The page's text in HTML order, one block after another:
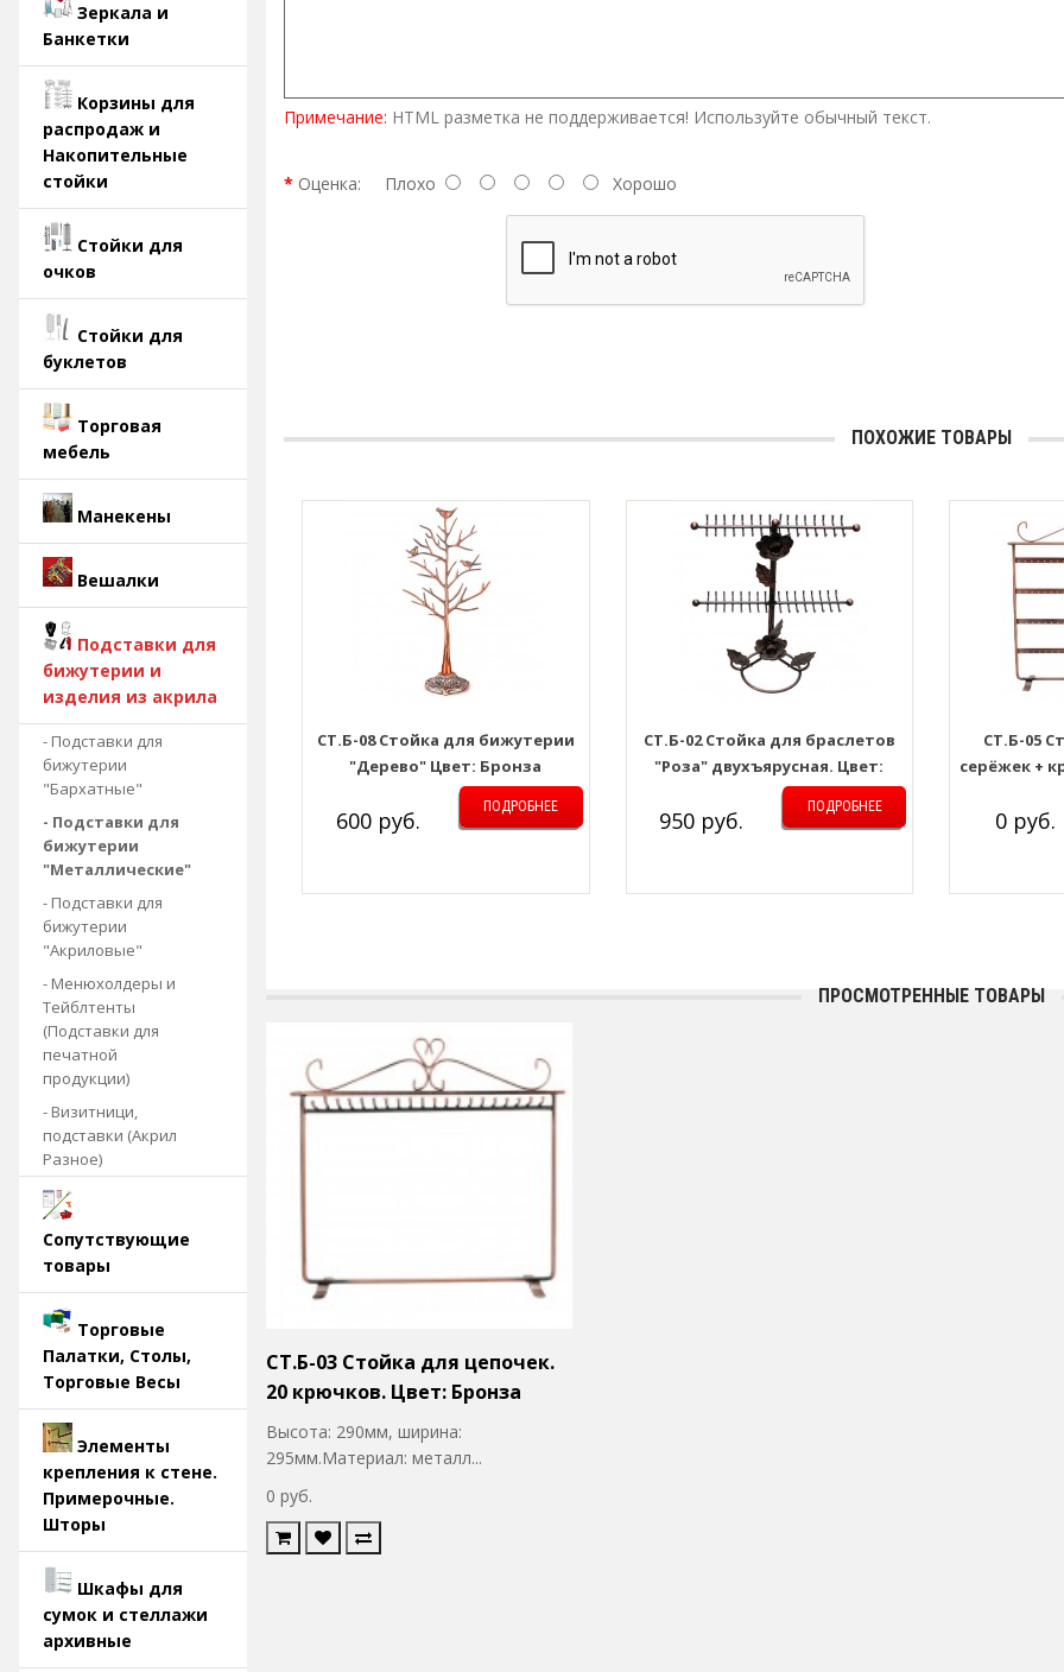
Зеркала и
Банкетки
Корзины для
распродаж и
Накопительные
стойки
Стойки для
очков
Стойки для
буклетов
Торговая
мебель
Манекены
Вешалки
Подставки для
бижутерии и
изделия из акрила
- Подставки для
бижутерии
"Бархатные"
- Подставки для
бижутерии
"Металлические"
- Подставки для
бижутерии
"Акриловые"
- Менюхолдеры и
Тейблтенты
(Подставки для
печатной
продукции)
- Визитници,
подставки (Акрил
Разное)
Сопутствующие
товары
Торговые
Палатки, Столы,
Торговые Весы
Элементы
крепления к стене.
Примерочные.
Шторы
Шкафы для
сумок и стеллажи
архивные
Примечание: HTML разметка не поддерживается! Используйте обычный текст.
Оценка: Плохо Хорошо
ПОХОЖИЕ ТОВАРЫ
СТ.Б-08 Стойка для бижутерии
"Дерево" Цвет: Бронза
600 руб. ПОДРОБНЕЕ
СТ.Б-02 Стойка для браслетов
"Роза" двухъярусная. Цвет:
Бронза
950 руб. ПОДРОБНЕЕ
СТ.Б-05
серёжек +
0 руб.
ПРОСМОТРЕННЫЕ ТОВАРЫ
СТ.Б-03 Стойка для цепочек.
20 крючков. Цвет: Бронза
Высота: 290мм, ширина:
295мм.Материал: металл...
0 руб.